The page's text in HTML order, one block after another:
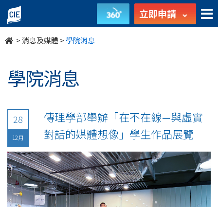
undefined 立即申請
>消息及媒體 >學院消息
學院消息
28
12月
傳理學部舉辦「在不在線—與虛實
對話的媒體想像」學生作品展覽